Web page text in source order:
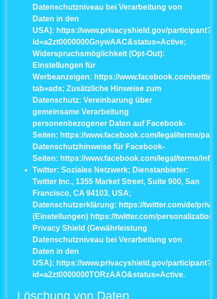
Datenschutzniveau bei Verarbeitung von
Daten in den
USA): https://www.privacyshield.gov/participant?
id=a2zt0000000GnywAAC&status=Active;
Widerspruchsmöglichkeit (Opt-Out):
Einstellungen für
Werbeanzeigen: https://www.facebook.com/
tab=ads; Zusätzliche Hinweise zum
Datenschutz: Vereinbarung über
gemeinsame Verarbeitung
personenbezogener Daten auf Facebook-
Seiten: https://www.facebook.com/legal/terms/
Datenschutzhinweise für Facebook-
Seiten: https://www.facebook.com/legal/terms/
Twitter: Soziales Netzwerk; Dienstanbieter:
Twitter Inc., 1355 Market Street, Suite 900, San
Francisco, CA 94103, USA;
Datenschutzerklärung: https://twitter.com/de/
(Einstellungen) https://twitter.com/personalization
Privacy Shield (Gewährleistung
Datenschutzniveau bei Verarbeitung von
Daten in den
USA): https://www.privacyshield.gov/participant?
id=a2zt0000000TORzAAO&status=Active.
Löschung von Daten